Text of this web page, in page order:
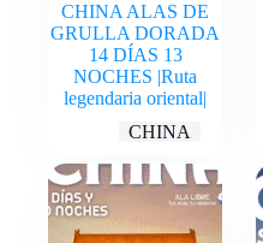
CHINA ALAS DE
GRULLA DORADA
14 DÍAS 13
NOCHES |Ruta
legendaria oriental|
CHINA